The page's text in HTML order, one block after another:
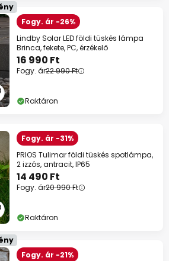
Fogy. ár -26%
Lindby Solar LED földi tüskés lámpa
Brinca, fekete, PC, érzékelő
16 990 Ft
Fogy. ár22 990 Ft
Raktáron
Fogy. ár -31%
PRIOS Tulimar földi tüskés spotlámpa,
2 izzós, antracit, IP65
14 490 Ft
Fogy. ár20 990 Ft
Raktáron
Fogy. ár -21%